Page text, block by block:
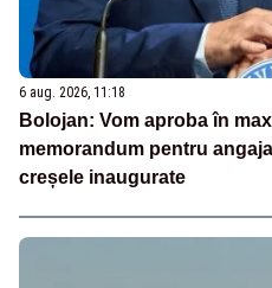
6 aug. 2026, 11:18
Bolojan: Vom aproba în
memorandum pentru
creșele inaugurate